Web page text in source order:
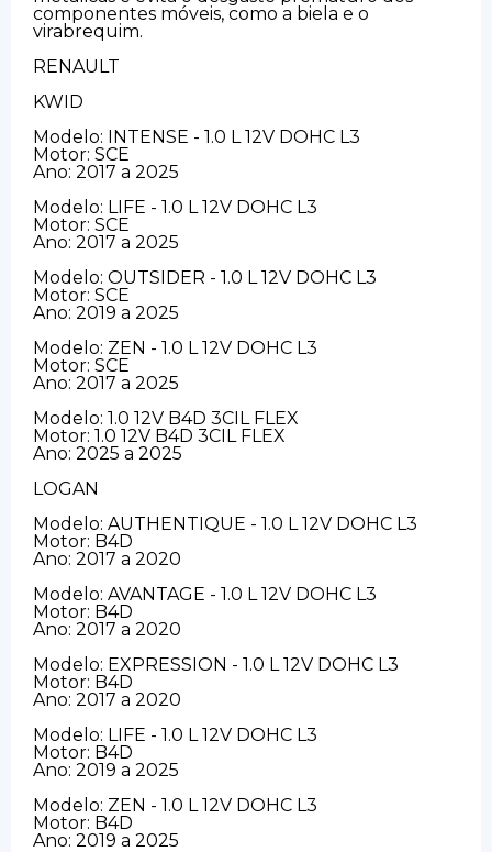
componentes móveis, como a biela e o
virabrequim.
RENAULT
KWID
Modelo: INTENSE - 1.0 L 12V DOHC L3
Motor: SCE
Ano: 2017 a 2025
Modelo: LIFE - 1.0 L 12V DOHC L3
Motor: SCE
Ano: 2017 a 2025
Modelo: OUTSIDER - 1.0 L 12V DOHC L3
Motor: SCE
Ano: 2019 a 2025
Modelo: ZEN - 1.0 L 12V DOHC L3
Motor: SCE
Ano: 2017 a 2025
Modelo: 1.0 12V B4D 3CIL FLEX
Motor: 1.0 12V B4D 3CIL FLEX
Ano: 2025 a 2025
LOGAN
Modelo: AUTHENTIQUE - 1.0 L 12V DOHC L3
Motor: B4D
Ano: 2017 a 2020
Modelo: AVANTAGE - 1.0 L 12V DOHC L3
Motor: B4D
Ano: 2017 a 2020
Modelo: EXPRESSION - 1.0 L 12V DOHC L3
Motor: B4D
Ano: 2017 a 2020
Modelo: LIFE - 1.0 L 12V DOHC L3
Motor: B4D
Ano: 2019 a 2025
Modelo: ZEN - 1.0 L 12V DOHC L3
Motor: B4D
Ano: 2019 a 2025